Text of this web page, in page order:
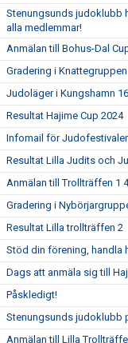
Stenungsunds judoklubb
alla medlemmar!
Anmälan till Bohus-Dal
Gradering i Knattegruppen
Judoläger i Kungshamn
Resultat Hajime Cup 2024
Infomail för
Resultat Lilla Judits och
Anmälan till Trollträffen 1
Gradering i
Resultat Lilla trollträffen 2
Stöd din förening, handla
Dags att anmäla sig till
Påskledigt!
Stenungsunds judoklubb
Anmälan till Lilla